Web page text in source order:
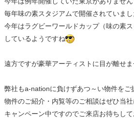
毎年味の素スタジアムで開催されていまし
今年はラグビーワールドカップ（味の素
しているようですね
遠方ですが豪華アーティストに目が離せま
弊社もa-nationに負けずあつ～い物件をご
物件のご紹介・内覧等のご相談はぜひ当
キャンペーン中ですのでご来店お待ちし